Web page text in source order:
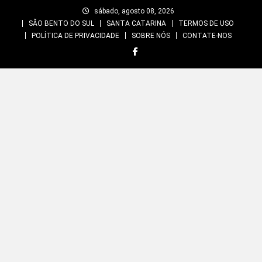
sábado, agosto 08, 2026
SÃO BENTO DO SUL
SANTA CATARINA
TERMOS DE USO
POLÍTICA DE PRIVACIDADE
SOBRE NÓS CONTATE-NOS